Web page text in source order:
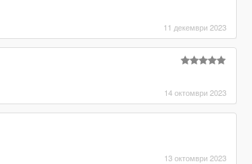
11 декември 2023
14 октомври 2023
13 октомври 2023